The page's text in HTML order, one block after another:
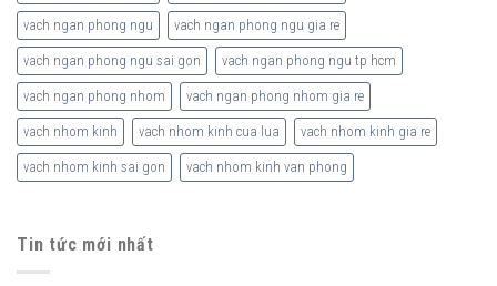
vach ngan phong ngu vach ngan phong ngu gia re
vach ngan phong ngu sai gon vach ngan phong ngu tp hcm
vach ngan phong nhom vach ngan phong nhom gia re
vach nhom kinh vach nhom kinh cua lua vach nhom kinh gia re
vach nhom kinh sai gon vach nhom kinh van phong
Tin tức mới nhất